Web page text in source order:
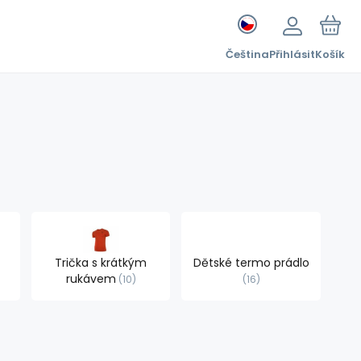
ČeštinaPřihlásitKošík
Trička s krátkým
rukávem 10
Dětské termo prádlo
16